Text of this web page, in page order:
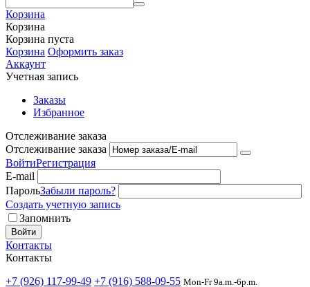
Корзина
Корзина
Корзина пуста
Корзина Оформить заказ
Аккаунт
Учетная запись
Заказы
Избранное
Отслеживание заказа
Отслеживание заказа
ВойтиРегистрация
E-mail
ПарольЗабыли пароль?
Создать учетную запись
Запомнить
Войти
Контакты
Контакты
+7 (926) 117-99-49 +7 (916) 588-09-55 Mon-Fr 9a.m.-6p.m.